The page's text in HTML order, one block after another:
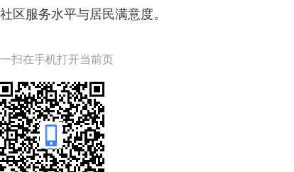
区服务水平与居民满意度。
扫在手机打开当前页